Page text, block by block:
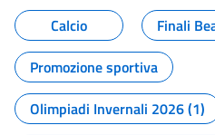
Calcio
Finali
Promozione sportiva
Olimpiadi Invernali 2026 (1)